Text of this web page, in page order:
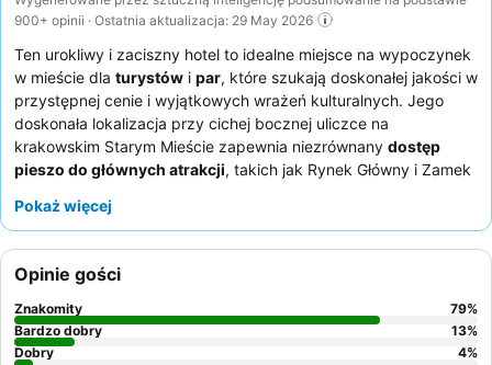
900+ opinii · Ostatnia aktualizacja: 29 May 2026
Ten urokliwy i zaciszny hotel to idealne miejsce na wypoczynek
w mieście dla turystów i par, które szukają doskonałej jakości w
przystępnej cenie i wyjątkowych wrażeń kulturalnych. Jego
doskonała lokalizacja przy cichej bocznej uliczce na
krakowskim Starym Mieście zapewnia niezrównany dostęp
pieszo do głównych atrakcji, takich jak Rynek Główny i Zamek
przestrzeń do relaksu z bezpłatnymi gorącymi napojami
niezmiennie chwalą wyjątkowy personel za jego życzliwą i
sprawną obsługę, a także jakość i różnorodność śniadań, które
obejmują zarówno opcje kontynentalne, jak i ciepłe. Aby
doświadczyć prawdziwie autentycznych wrażeń, warto zjeść
posiłek w hotelowej
Pokaż więcej
Opinie gości
Znakomity 79%
Bardzo dobry
13%
Dobry
4%